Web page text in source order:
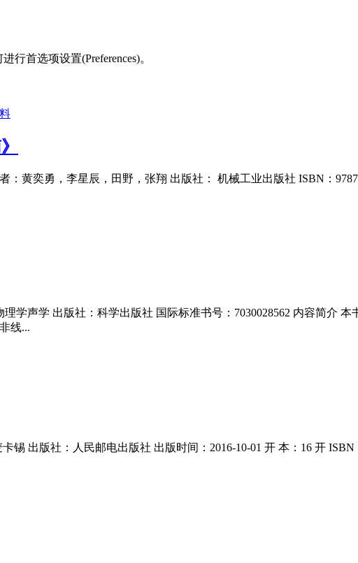
行首选项设置(Preferences)。
黄奕勇，李星辰，田野，张翔 出版社： 机械工业出版社 ISBN：
学声学 出版社：科学出版社 国际标准书号：7030028562 内容简介
线...
锡 出版社：人民邮电出版社 出版时间：2016-10-01 开 本：16 开